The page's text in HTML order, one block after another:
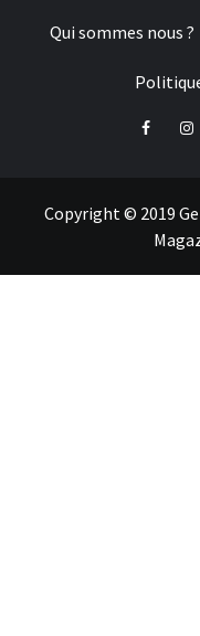
Qui sommes nous ?
Facebook
Copyright © 2019